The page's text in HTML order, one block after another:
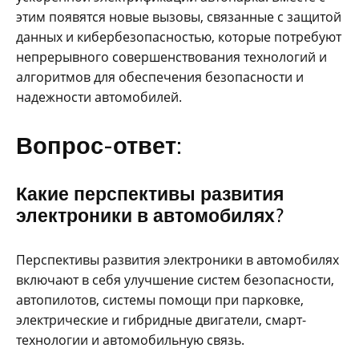
этим появятся новые вызовы, связанные с защитой
данных и кибербезопасностью, которые потребуют
непрерывного совершенствования технологий и
алгоритмов для обеспечения безопасности и
надежности автомобилей.
Вопрос-ответ:
Какие перспективы развития
электроники в автомобилях?
Перспективы развития электроники в автомобилях
включают в себя улучшение систем безопасности,
автопилотов, системы помощи при парковке,
электрические и гибридные двигатели, смарт-
технологии и автомобильную связь.